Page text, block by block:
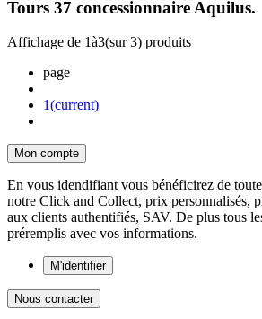
Tours 37 concessionnaire Aquilus.
Affichage de 1à3(sur3) produits
page
1(current)
Mon compte
En vous idendifiant vous bénéficirez de
notre Click and Collect, prix personnalisés,
aux clients authentifiés, SAV. De plus tous
préremplis avec vos informations.
M'identifier
Nous contacter